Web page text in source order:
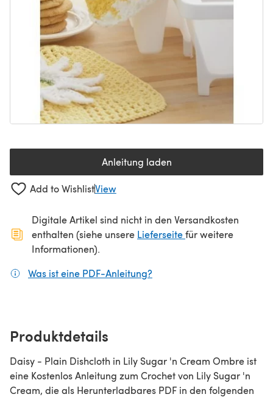
Anleitung laden(öffnet sich in einem neuen
Add to WishlistView
Digitale Artikel sind nicht in den Versandkosten
enthalten (siehe unsere Lieferseite(öffnet sich in
für weitere
Informationen).
Was ist eine PDF-Anleitung?
Produktdetails
Daisy - Plain Dishcloth in Lily Sugar 'n Cream Ombre ist
eine Kostenlos Anleitung zum Crochet von Lily Sugar 'n
Cream, die als Herunterladbares PDF in den folgenden